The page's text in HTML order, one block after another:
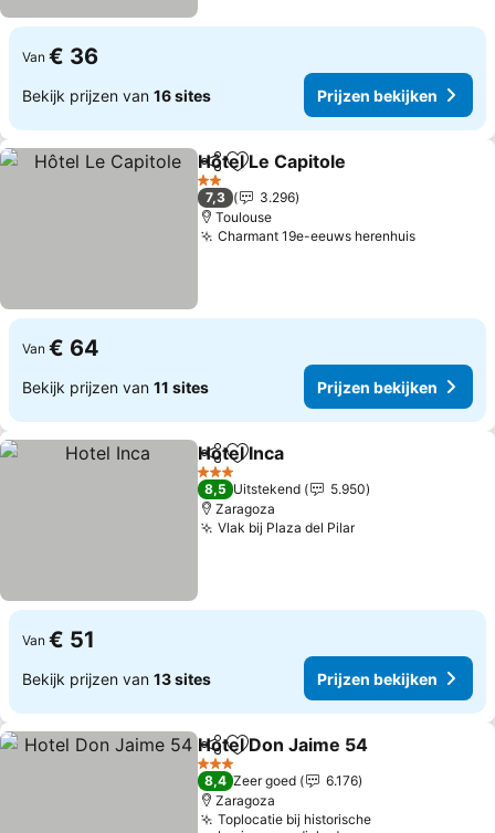
Van € 36
Bekijk prijzen van 16 sites Prijzen bekijken
DelenToevoegen aan favorieten
Hôtel Le Capitole
2 Sterren
7,3
3.296
Toulouse
Charmant 19e-eeuws herenhuis
Van € 64
Bekijk prijzen van 11 sites Prijzen bekijken
DelenToevoegen aan favorieten
Hotel Inca
3 Sterren
8,5 Uitstekend
5.950
Zaragoza
Vlak bij Plaza del Pilar
Van € 51
Bekijk prijzen van 13 sites Prijzen bekijken
DelenToevoegen aan favorieten
Hotel Don Jaime 54
3 Sterren
8,4 Zeer goed
6.176
Zaragoza
Toplocatie bij historische